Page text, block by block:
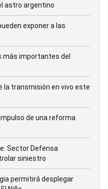
astro argentino
exponer a las
más importantes del
la transmisión en vivo este
de una reforma
Sector Defensa
siniestro
permitirá desplegar